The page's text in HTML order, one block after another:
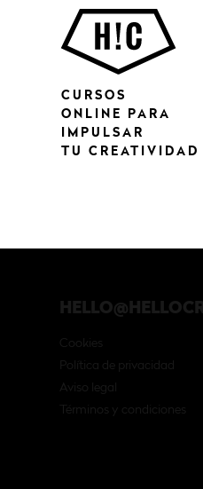
CURSOS
ONLINE PARA
IMPULSAR
TU CREATIVIDAD
Cookies
Política de privacidad
Aviso legal
Términos y condiciones